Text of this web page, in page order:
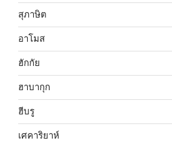
สุภาษิต
อาโมส
ฮักกัย
ฮาบากุก
ฮีบรู
เศคาริยาห์